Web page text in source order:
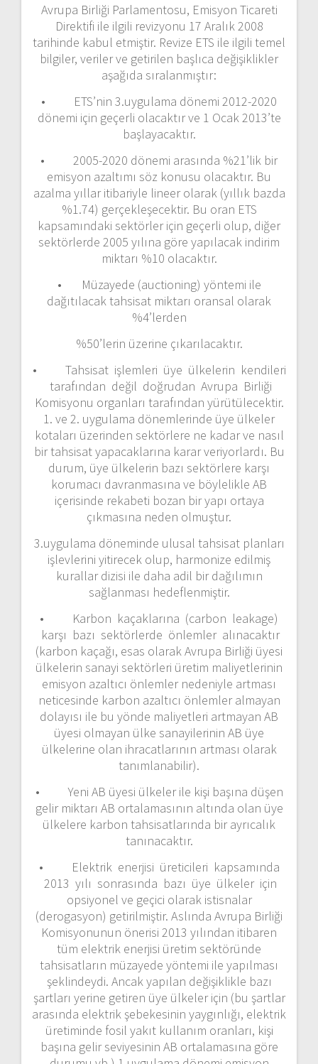
Avrupa Birliği Parlamentosu, Emisyon Ticareti
Direktifi ile ilgili revizyonu 17 Aralık 2008
tarihinde kabul etmiştir. Revize ETS ile ilgili temel
bilgiler, veriler ve getirilen başlıca değişiklikler
aşağıda sıralanmıştır:
• ETS’nin 3.uygulama dönemi 2012-2020
dönemi için geçerli olacaktır ve 1 Ocak 2013’te
başlayacaktır.
• 2005-2020 dönemi arasında %21’lik bir
emisyon azaltımı söz konusu olacaktır. Bu
azalma yıllar itibariyle lineer olarak (yıllık bazda
%1.74) gerçekleşecektir. Bu oran ETS
kapsamındaki sektörler için geçerli olup, diğer
sektörlerde 2005 yılına göre yapılacak indirim
miktarı %10 olacaktır.
• Müzayede (auctioning) yöntemi ile
dağıtılacak tahsisat miktarı oransal olarak
%4’lerden
%50’lerin üzerine çıkarılacaktır.
• Tahsisat işlemleri üye ülkelerin kendileri
tarafından değil doğrudan Avrupa Birliği
Komisyonu organları tarafından yürütülecektir.
1. ve 2. uygulama dönemlerinde üye ülkeler
kotaları üzerinden sektörlere ne kadar ve nasıl
bir tahsisat yapacaklarına karar veriyorlardı. Bu
durum, üye ülkelerin bazı sektörlere karşı
korumacı davranmasına ve böylelikle AB
içerisinde rekabeti bozan bir yapı ortaya
çıkmasına neden olmuştur.
3.uygulama döneminde ulusal tahsisat planları
işlevlerini yitirecek olup, harmonize edilmiş
kurallar dizisi ile daha adil bir dağılımın
sağlanması hedeflenmiştir.
• Karbon kaçaklarına (carbon leakage)
karşı bazı sektörlerde önlemler alınacaktır
(karbon kaçağı, esas olarak Avrupa Birliği üyesi
ülkelerin sanayi sektörleri üretim maliyetlerinin
emisyon azaltıcı önlemler nedeniyle artması
neticesinde karbon azaltıcı önlemler almayan
dolayısı ile bu yönde maliyetleri artmayan AB
üyesi olmayan ülke sanayilerinin AB üye
ülkelerine olan ihracatlarının artması olarak
tanımlanabilir).
• Yeni AB üyesi ülkeler ile kişi başına düşen
gelir miktarı AB ortalamasının altında olan üye
ülkelere karbon tahsisatlarında bir ayrıcalık
tanınacaktır.
• Elektrik enerjisi üreticileri kapsamında
2013 yılı sonrasında bazı üye ülkeler için
opsiyonel ve geçici olarak istisnalar
(derogasyon) getirilmiştir. Aslında Avrupa Birliği
Komisyonunun önerisi 2013 yılından itibaren
tüm elektrik enerjisi üretim sektöründe
tahsisatların müzayede yöntemi ile yapılması
şeklindeydi. Ancak yapılan değişiklikle bazı
şartları yerine getiren üye ülkeler için (bu şartlar
arasında elektrik şebekesinin yaygınlığı, elektrik
üretiminde fosil yakıt kullanım oranları, kişi
başına gelir seviyesinin AB ortalamasına göre